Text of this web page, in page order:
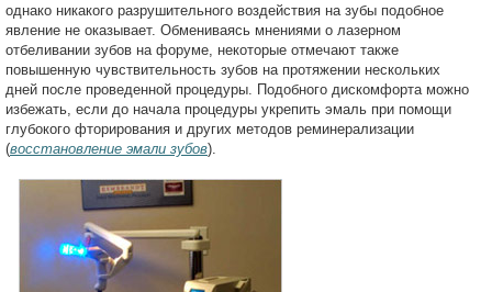
однако никакого разрушительного воздействия на зубы подобное
явление не оказывает. Обмениваясь мнениями о лазерном
отбеливании зубов на форуме, некоторые отмечают также
повышенную чувствительность зубов на протяжении нескольких
дней после проведенной процедуры. Подобного дискомфорта можно
избежать, если до начала процедуры укрепить эмаль при помощи
глубокого фторирования и других методов реминерализации
(восстановление эмали зубов).